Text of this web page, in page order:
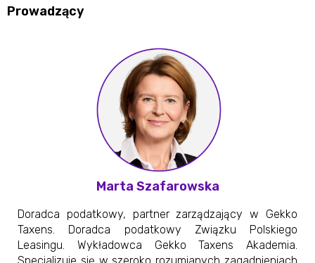
Prowadzący
Marta Szafarowska
Doradca podatkowy, partner zarządzający w Gekko
Taxens. Doradca podatkowy Związku Polskiego
Leasingu. Wykładowca Gekko Taxens Akademia.